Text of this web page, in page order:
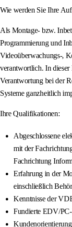
Wie werden Sie Ihre
Als Montage- bzw.
Programmierung und
Videoüberwachungs-,
verantwortlich. In dieser
Verantwortung bei der
Systeme ganzheitlich
Ihre Qualifikationen:
Abgeschlossene
mit der
Fachrichtung
Erfahrung in der
einschließlich
Kenntnisse der
Fundierte EDV/